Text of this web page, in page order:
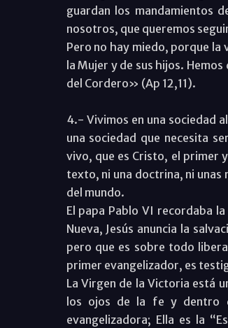
guardan los mandamientos
nosotros, que queremos
Pero no hay miedo, porque la
la Mujer y de sus hijos.
del Cordero» (Ap 12,11).
4.- Vivimos en una sociedad
una sociedad que necesita
vivo, que es Cristo, el primer
texto, ni una doctrina, ni unas
del mundo.
El papa Pablo VI recordaba
Nueva, Jesús anuncia la
pero que es sobre todo
primer evangelizador, es
La Virgen de la Victoria está
los ojos de la fe y dentro
evangelizadora; Ella es la